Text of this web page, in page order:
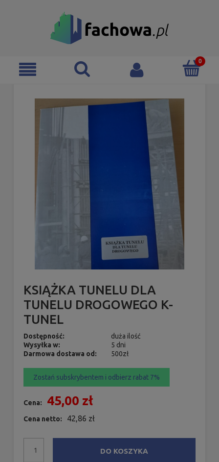
KSIĄŻKA TUNELU DLA
TUNELU DROGOWEGO K-
TUNEL
Dostępność:
duża ilość
Wysyłka w:
5 dni
Darmowa dostawa od:
500zł
Zostań subskrybentem i odbierz rabat 7%
Cena: 45,00 zł
Cena netto: 42,86 zł
DO KOSZYKA